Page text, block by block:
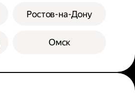
Ростов-на-Дону
Омск